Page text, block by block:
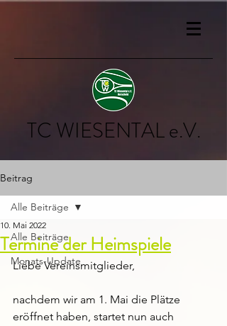
TC WIESENTAL e.V.
Beitrag
Alle Beiträge
Monats-Update
Alle Beiträge
Termine der Heimspiele
10. Mai 2022
Liebe Vereinsmitglieder,
nachdem wir am 1. Mai die Plätze
eröffnet haben, startet nun auch